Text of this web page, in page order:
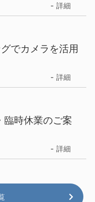
詳細
でカメラを活用
詳細
時休業のご案
詳細